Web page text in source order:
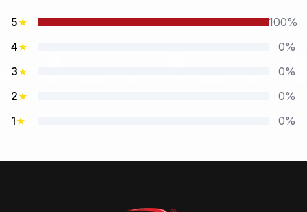
5★
100%
4★
0%
3★
0%
2★
0%
1★ 0%